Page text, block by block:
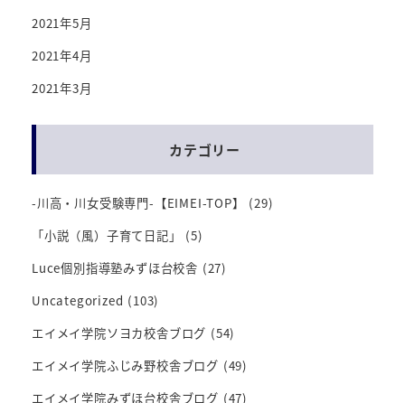
2021年5月
2021年4月
2021年3月
カテゴリー
-川高・川女受験専門-【EIMEI-TOP】
(29)
「小説（風）子育て日記」
(5)
Luce個別指導塾みずほ台校舎 (27)
Uncategorized (103)
エイメイ学院ソヨカ校舎ブログ (54)
エイメイ学院ふじみ野校舎ブログ (49)
エイメイ学院みずほ台校舎ブログ (47)